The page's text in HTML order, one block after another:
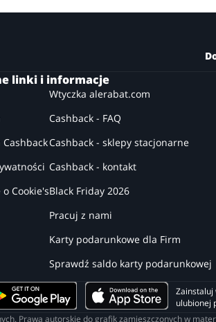
linki i informacje
Cookie's
Wtyczka alerabat.com
Cashback - FAQ
Cashback - sklepy stacjonarne
Cashback - kontakt
Black Friday 2026
Pracuj z nami
Karty podarunkowe dla Firm
Sprawdź saldo karty podarunkowej
Zainstaluj
ulubionej
Prawa autorskie do grafik zamieszczonych w